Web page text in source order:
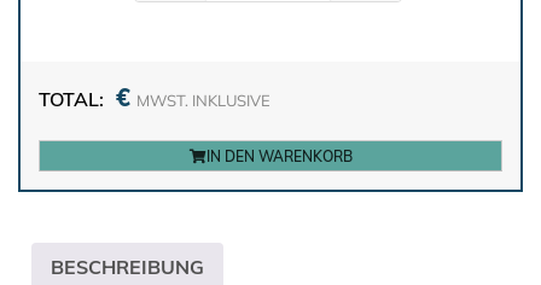
TOTAL: € MWST. INKLUSIVE
IN DEN WARENKORB
BESCHREIBUNG